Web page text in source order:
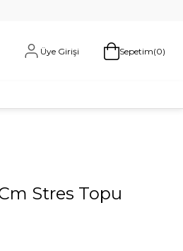
Üye Girişi Sepetim 0
Stres Topu